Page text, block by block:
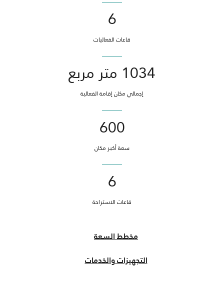
6
قاعات الفعاليات
1034 متر مربع
إجمالي مكان إقامة الفعالية
600
سعة أكبر مكان
6
قاعات الاستراحة
مخطط السعة
التجهيزات والخدمات